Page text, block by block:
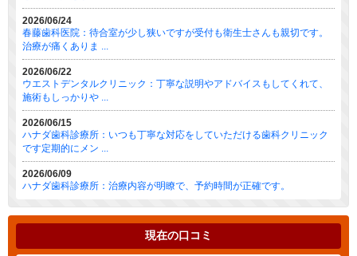
2026/06/24
春藤歯科医院：待合室が少し狭いですが受付も衛生士さんも親切です。
治療が痛くありま ...
2026/06/22
ウエストデンタルクリニック：丁寧な説明やアドバイスもしてくれて、
施術もしっかりや ...
2026/06/15
ハナダ歯科診療所：いつも丁寧な対応をしていただける歯科クリニック
です定期的にメン ...
2026/06/09
ハナダ歯科診療所：治療内容が明瞭で、予約時間が正確です。
現在の口コミ